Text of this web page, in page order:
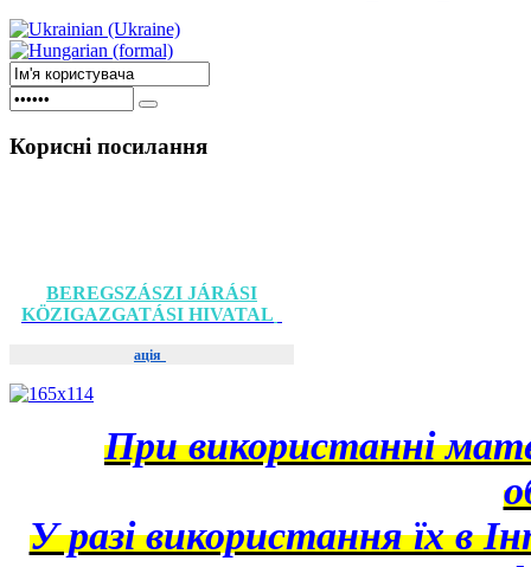
Корисні посилання
BEREGSZÁSZI JÁRÁSI
KÖZIGAZGATÁSI HIVATAL
ація
При використанні
У разі використання їх в